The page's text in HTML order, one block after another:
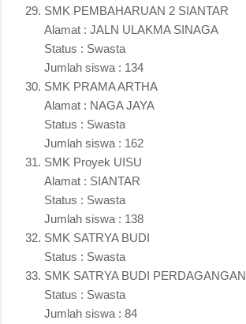
SMK PEMBAHARUAN 2 SIANTAR
Alamat : JALN ULAKMA SINAGA
Status : Swasta
Jumlah siswa : 134
SMK PRAMA ARTHA
Alamat : NAGA JAYA
Status : Swasta
Jumlah siswa : 162
SMK Proyek UISU
Alamat : SIANTAR
Status : Swasta
Jumlah siswa : 138
SMK SATRYA BUDI
Status : Swasta
SMK SATRYA BUDI PERDAGANGAN
Status : Swasta
Jumlah siswa : 84